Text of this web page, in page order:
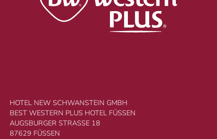
HOTEL NEW SCHWANSTEIN GMBH
BEST WESTERN PLUS HOTEL FÜSSEN
AUGSBURGER STRASSE 18
87629 FÜSSEN